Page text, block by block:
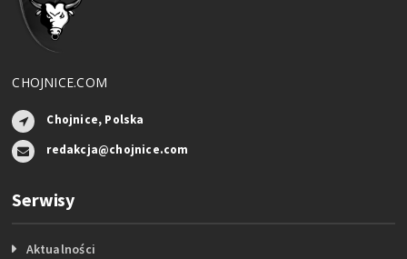
CHOJNICE.COM
Chojnice, Polska
redakcja@chojnice.com
Serwisy
Aktualności